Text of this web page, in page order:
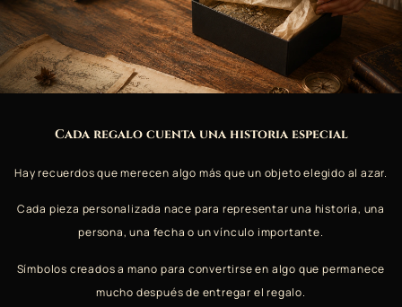
Cada regalo cuenta una historia especial
Hay recuerdos que merecen algo más que un objeto elegido al azar.
Cada pieza personalizada nace para representar una historia, una
persona, una fecha o un vínculo importante.
Símbolos creados a mano para convertirse en algo que permanece
mucho después de entregar el regalo.